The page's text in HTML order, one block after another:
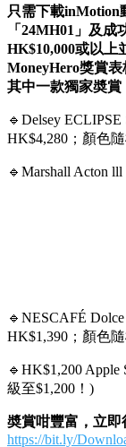
✅ inMotion專享
千澳元現金獎賞
✅ Motion虛擬信
永久免年費
只需下載inMotion
「24MH01」及成